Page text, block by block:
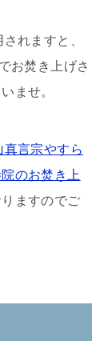
されますと、
お焚き上げさ
ませ。
真言宗やすら
のお焚き上
ますのでご